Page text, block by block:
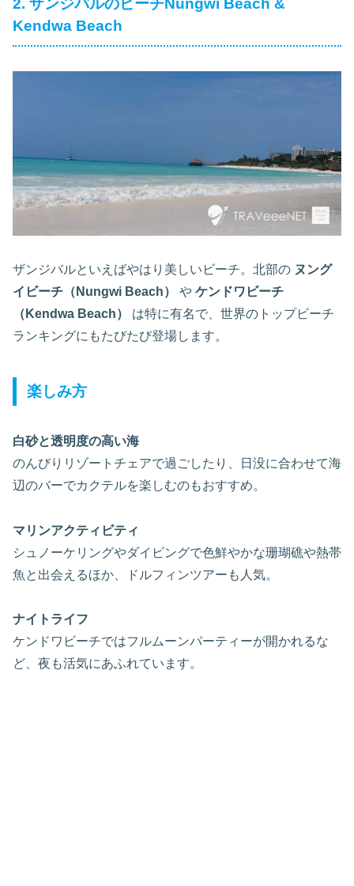
2. ザンジバルのビーチNungwi Beach &
Kendwa Beach
ザンジバルといえばやはり美しいビーチ。北部の ヌング
イビーチ（Nungwi Beach）
や ケンドワビーチ
（Kendwa Beach）
は特に有名で、世界のトップビーチ
ランキングにもたびたび登場します。
楽しみ方
白砂と透明度の高い海
のんびりリゾートチェアで過ごしたり、日没に合わせて海
辺のバーでカクテルを楽しむのもおすすめ。
マリンアクティビティ
シュノーケリングやダイビングで色鮮やかな珊瑚礁や熱帯
魚と出会えるほか、ドルフィンツアーも人気。
ナイトライフ
ケンドワビーチではフルムーンパーティーが開かれるな
ど、夜も活気にあふれています。